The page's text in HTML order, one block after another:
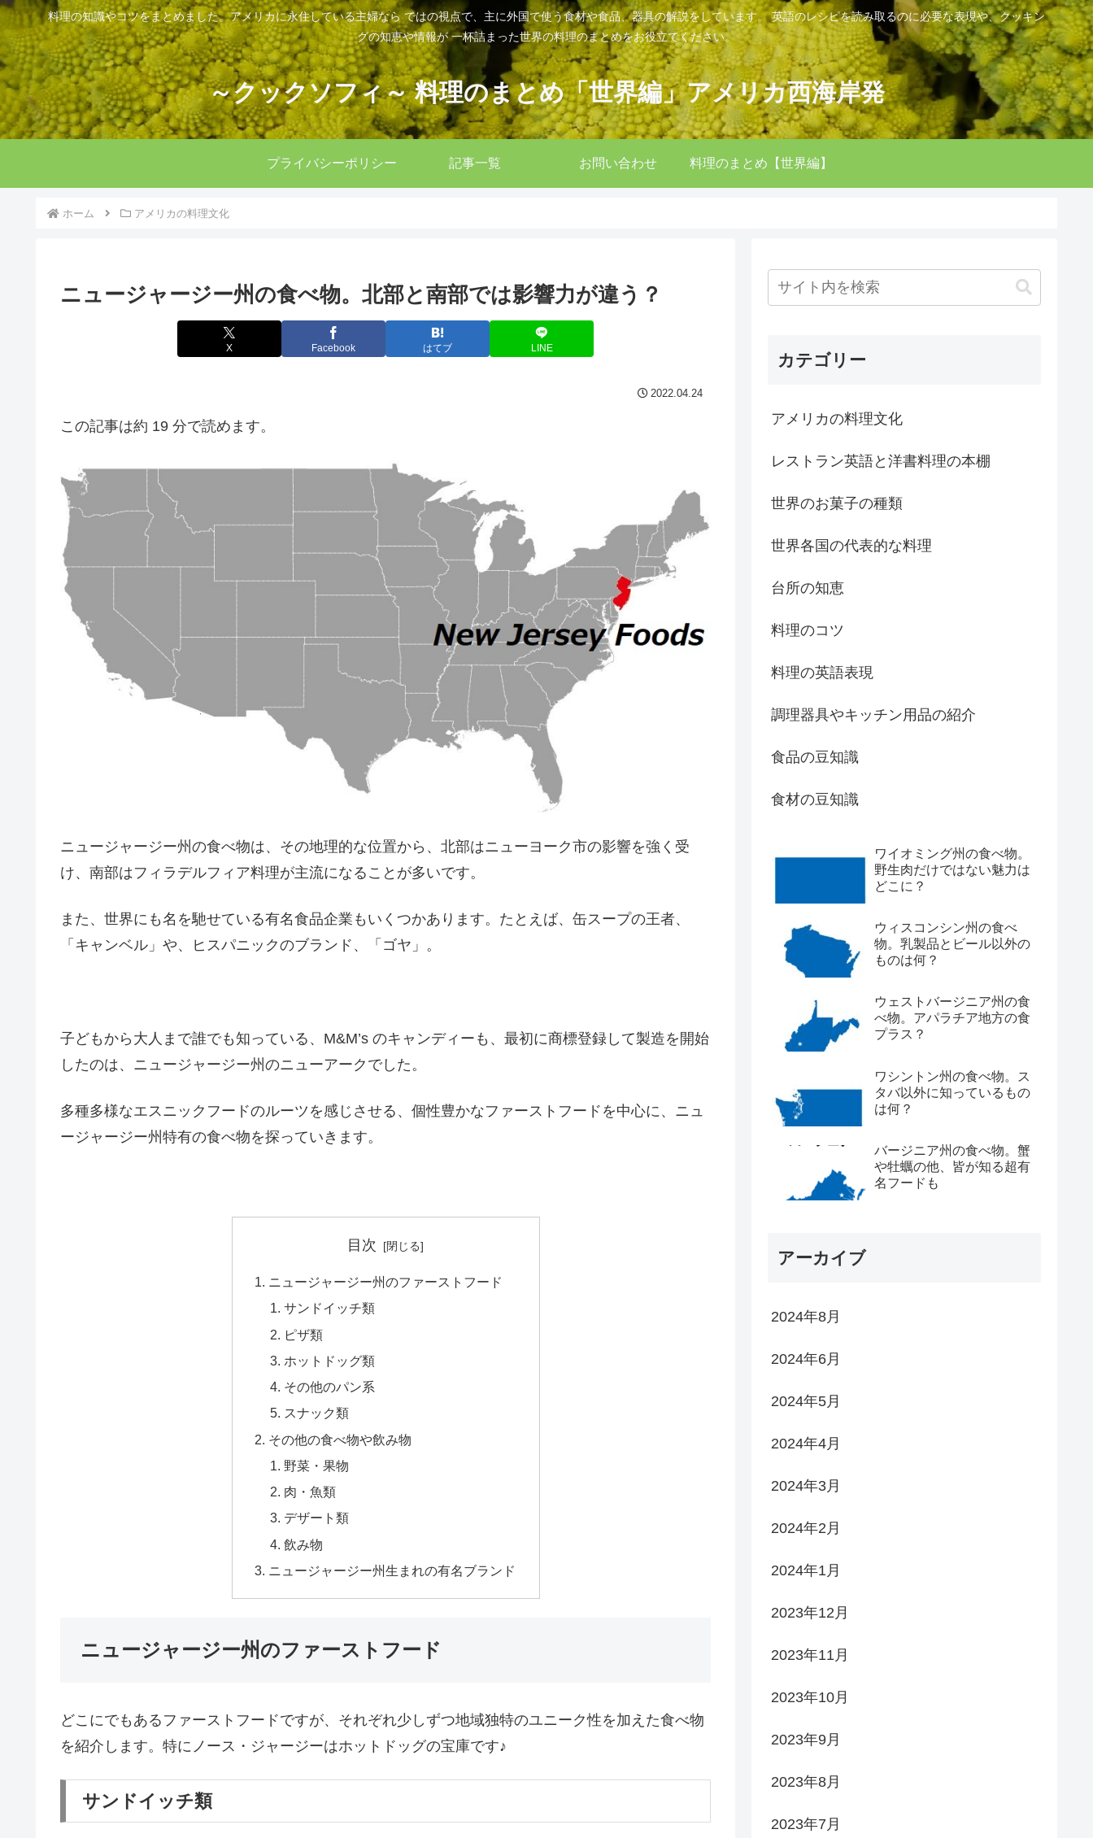
料理の知識やコツをまとめました。アメリカに永住している主婦なら ではの視点で、主に外国で使う食材や食品、器具の解説をしています。 英語のレシピを読み取るのに必要な表現や、クッキン
グの知恵や情報が 一杯詰まった世界の料理のまとめをお役立てください。
～クックソフィ～ 料理のまとめ「世界編」アメリカ西海岸発
プライバシーポリシー 記事一覧 お問い合わせ 料理のまとめ【世界編】
ホーム アメリカの料理文化
ニュージャージー州の食べ物。北部と南部では影響力が違う？
X Facebook はてブ LINE
2022.04.24
この記事は約 19 分で読めます。
ニュージャージー州の食べ物は、その地理的な位置から、北部はニューヨーク市の影響を強く受
け、南部はフィラデルフィア料理が主流になることが多いです。
また、世界にも名を馳せている有名食品企業もいくつかあります。たとえば、缶スープの王者、
「キャンベル」や、ヒスパニックのブランド、「ゴヤ」。
子どもから大人まで誰でも知っている、M&M’s のキャンディーも、最初に商標登録して製造を開始
したのは、ニュージャージー州のニューアークでした。
多種多様なエスニックフードのルーツを感じさせる、個性豊かなファーストフードを中心に、ニュ
ージャージー州特有の食べ物を探っていきます。
目次
ニュージャージー州のファーストフード
サンドイッチ類
ピザ類
ホットドッグ類
その他のパン系
スナック類
その他の食べ物や飲み物
野菜・果物
肉・魚類
デザート類
飲み物
ニュージャージー州生まれの有名ブランド
ニュージャージー州のファーストフード
どこにでもあるファーストフードですが、それぞれ少しずつ地域独特のユニーク性を加えた食べ物
を紹介します。特にノース・ジャージーはホットドッグの宝庫です♪
サンドイッチ類
カテゴリー
アメリカの料理文化
レストラン英語と洋書料理の本棚
世界のお菓子の種類
世界各国の代表的な料理
台所の知恵
料理のコツ
料理の英語表現
調理器具やキッチン用品の紹介
食品の豆知識
食材の豆知識
ワイオミング州の食べ物。
野生肉だけではない魅力は
どこに？
ウィスコンシン州の食べ
物。乳製品とビール以外の
ものは何？
ウェストバージニア州の食
べ物。アパラチア地方の食
プラス？
ワシントン州の食べ物。ス
タバ以外に知っているもの
は何？
バージニア州の食べ物。蟹
や牡蠣の他、皆が知る超有
名フードも
アーカイブ
2024年8月
2024年6月
2024年5月
2024年4月
2024年3月
2024年2月
2024年1月
2023年12月
2023年11月
2023年10月
2023年9月
2023年8月
2023年7月